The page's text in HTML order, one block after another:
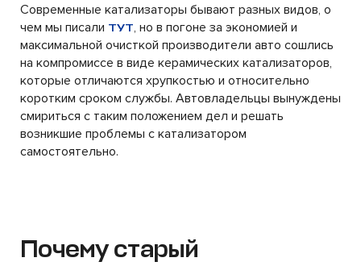
Современные катализаторы бывают разных видов, о
чем мы писали ТУТ, но в погоне за экономией и
максимальной очисткой производители авто сошлись
на компромиссе в виде керамических катализаторов,
которые отличаются хрупкостью и относительно
коротким сроком службы. Автовладельцы вынуждены
смириться с таким положением дел и решать
возникшие проблемы с катализатором
самостоятельно.
Почему старый